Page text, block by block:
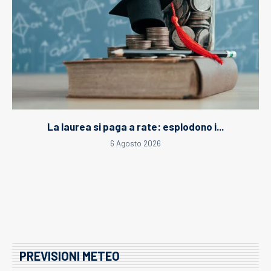
La laurea si paga a rate: esplodono i...
6 Agosto 2026
PREVISIONI METEO